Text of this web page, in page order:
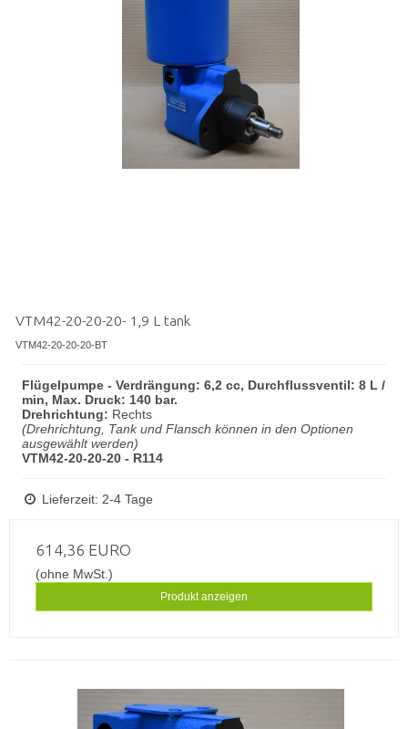
VTM42-20-20-20- 1,9 L tank
VTM42-20-20-20-BT
Flügelpumpe - Verdrängung: 6,2 cc, Durchflussventil: 8 L /
min, Max. Druck: 140 bar.
Drehrichtung: Rechts
(Drehrichtung, Tank und Flansch können in den Optionen
ausgewählt werden)
VTM42-20-20-20 - R114
Lieferzeit: 2-4 Tage
614,36 EURO
(ohne MwSt.)
Produkt anzeigen